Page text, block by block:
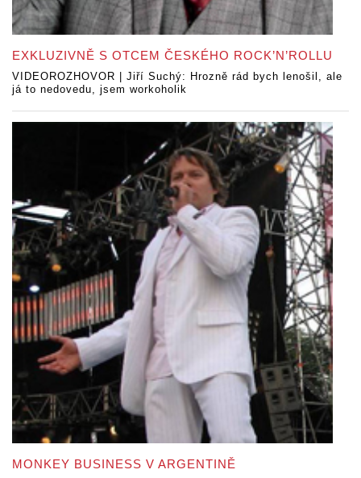
EXKLUZIVNĚ S OTCEM ČESKÉHO ROCK’N’ROLLU
VIDEOROZHOVOR | Jiří Suchý: Hrozně rád bych lenošil, ale
já to nedovedu, jsem workoholik
MONKEY BUSINESS V ARGENTINĚ